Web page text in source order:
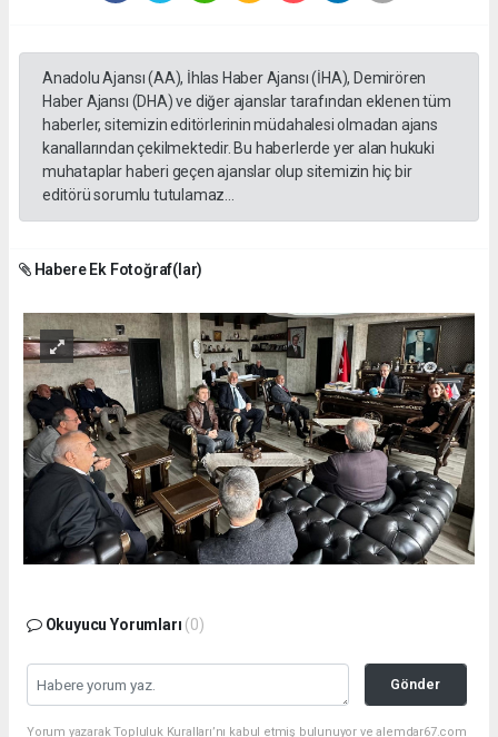
Anadolu Ajansı (AA), İhlas Haber Ajansı (İHA), Demirören
Haber Ajansı (DHA) ve diğer ajanslar tarafından eklenen tüm
haberler, sitemizin editörlerinin müdahalesi olmadan ajans
kanallarından çekilmektedir. Bu haberlerde yer alan hukuki
muhataplar haberi geçen ajanslar olup sitemizin hiç bir
editörü sorumlu tutulamaz...
Habere Ek Fotoğraf(lar)
Okuyucu Yorumları (0)
Gönder
Yorum yazarak Topluluk Kuralları’nı kabul etmiş bulunuyor ve alemdar67.com